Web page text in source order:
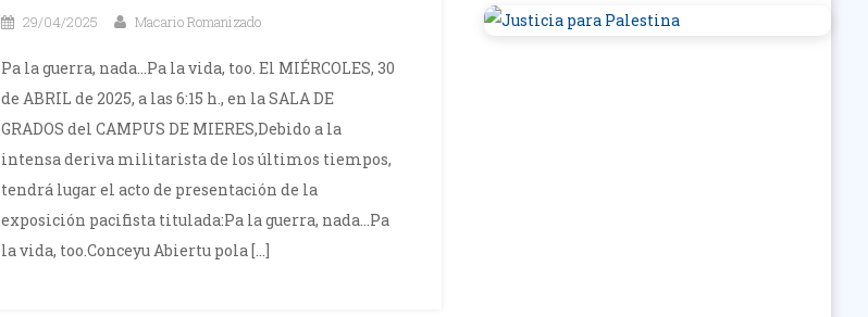
29/04/2025 Macario Romanizado
Pa la guerra, nada…Pa la vida, too. El MIÉRCOLES, 30
de ABRIL de 2025, a las 6:15 h., en la SALA DE
GRADOS del CAMPUS DE MIERES,Debido a la
intensa deriva militarista de los últimos tiempos,
tendrá lugar el acto de presentación de la
exposición pacifista titulada:Pa la guerra, nada…Pa
la vida, too.Conceyu Abiertu pola […]